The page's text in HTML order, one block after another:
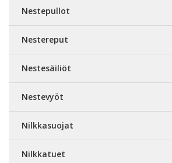
Nestepullot
Nestereput
Nestesäiliöt
Nestevyöt
Nilkkasuojat
Nilkkatuet